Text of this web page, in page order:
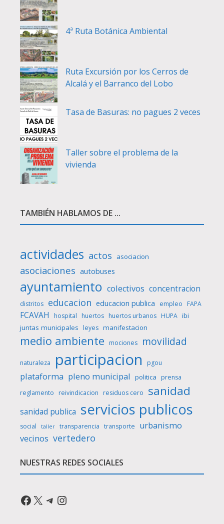
4ª Ruta Botánica Ambiental
Ruta Excursión por los Cerros de
Alcalá y el Barranco del Lobo
Tasa de Basuras: no pagues 2 veces
Taller sobre el problema de la
vivienda
TAMBIÉN HABLAMOS DE ...
actividades actos asociacion
asociaciones autobuses
ayuntamiento colectivos concentracion
distritos educacion educacion publica empleo FAPA
FCAVAH hospital huertos huertos urbanos HUPA ibi
juntas municipales
leyes manifestacion
medio ambiente mociones movilidad
naturaleza participacion pgou
plataforma pleno municipal politica
prensa
reglamento
reivindicacion residuos cero sanidad
sanidad publica servicios publicos
social taller transparencia transporte
urbanismo
vecinos vertedero
NUESTRAS REDES SOCIALES
Facebook
X Telegram
Instagram